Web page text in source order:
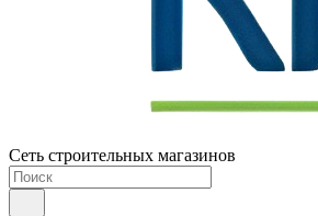
Сеть строительных магазинов